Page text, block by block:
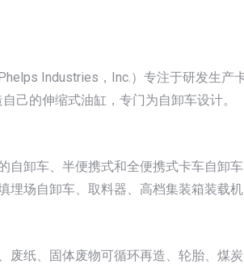
Industries，Inc.）专注于研发生
己的伸缩式油缸，专门为自卸车设计。
自卸车、半便携式和全便携式卡车自卸
埋场自卸车、取料器、高档集装箱装载
废纸、固体废物可循环再造、轮胎、煤炭